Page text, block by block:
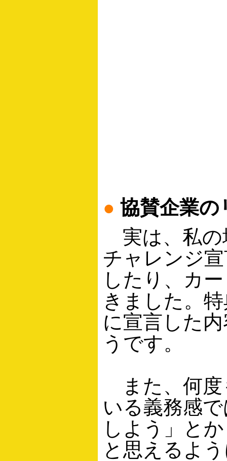
● 協賛企業の
実は、私の
チャレンジ
したり、カ
きました。
に宣言した
うです。
また、何度
いる義務感
しよう」と
と思えるよ